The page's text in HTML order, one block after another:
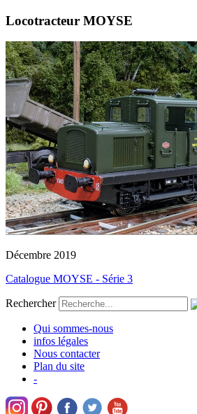
Locotracteur MOYSE
Décembre 2019
Catalogue MOYSE - Série 3
Rechercher
Qui sommes-nous
infos légales
Nous contacter
Plan du site
-